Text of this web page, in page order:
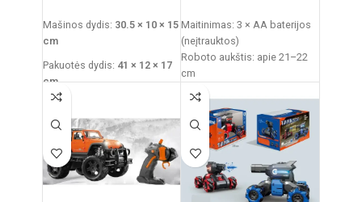
Mašinos dydis: 30.5 × 10 × 15
cm
Pakuotės dydis: 41 × 12 × 17
cm
Rekomenduojamas amžius:
nuo 3 metų
Reikalingi elementai:4×AA
mašinai+2×AA pultui
Maitinimas: 3 × AA baterijos
(neįtrauktos)
Roboto aukštis: apie 21–22
cm
9,5 × 28 cm
Pakuotės svoris: 0,6 kg
Medžiaga: plastikas
Rekomenduojamas amžius:
nuo 3 metų